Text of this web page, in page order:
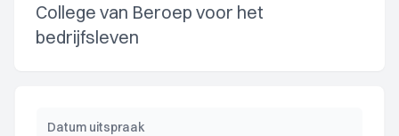
College van Beroep voor het
bedrijfsleven
Datum uitspraak